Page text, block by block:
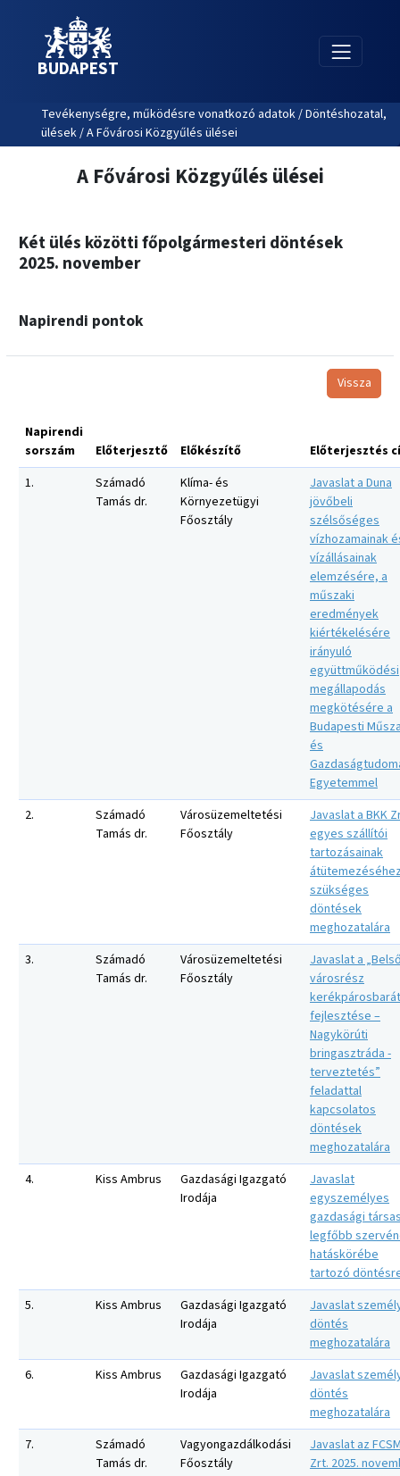
BUDAPEST
Tevékenységre, működésre vonatkozó adatok / Döntéshozatal,
ülések / A Fővárosi Közgyűlés ülései
A Fővárosi Közgyűlés ülései
Két ülés közötti főpolgármesteri döntések
2025. november
Napirendi pontok
Vissza
Napirendi
sorszám
Előterjesztő Előkészítő
Előterjesztés
1.
Számadó
Tamás dr.
Klíma- és
Környezetügyi
Főosztály
Javaslat a Duna
jövőbeli
szélsőséges
vízhozamainak
vízállásainak
elemzésére, a
műszaki
eredmények
kiértékelésére
irányuló
együttműködési
megállapodás
megkötésére a
Budapesti
és
Egyetemmel
2.
Számadó
Tamás dr.
Városüzemeltetési
Főosztály
Javaslat a BKK
egyes szállítói
tartozásainak
szükséges
döntések
meghozatalára
3.
Számadó
Tamás dr.
Városüzemeltetési
Főosztály
Javaslat a
városrész
kerékpárosbarát
fejlesztése –
Nagykörúti
bringasztráda -
terveztetés”
feladattal
kapcsolatos
döntések
meghozatalára
4.
Kiss Ambrus
Gazdasági Igazgató
Irodája
Javaslat
egyszemélyes
gazdasági
legfőbb
hatáskörébe
tartozó
5.
Kiss Ambrus
Gazdasági Igazgató
Irodája
Javaslat
döntés
meghozatalára
6.
Kiss Ambrus
Gazdasági Igazgató
Irodája
Javaslat
döntés
meghozatalára
7.
Számadó
Tamás dr.
Vagyongazdálkodási
Főosztály
Javaslat az
Zrt. 2025.